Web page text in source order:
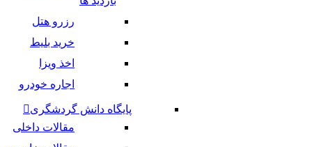
رزرو هتل
خرید بلیط
اخذ ویزا
اجاره خودرو
پایگاه دانش گردشگری
مقالات داخلی